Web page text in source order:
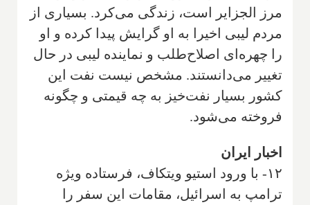
مرز الجزایر است، زندگی می‌کرد. بسیاری از
مردم لیبی اخیرا به او گرایش پیدا کرده و او
را چهره‌ای اصلاح‌طلب و نماینده لیبی در حال
تغییر می‌دانستند. مشخص نیست نفت این
کشور بسیار نفت‌خیز به چه قیمتی و چگونه
فروخته می‌شود.
اخبار ایران
۱۲- با ورود استیو ویتکاف، فرستاده ویژه
ترامپ به اسرائیل، مقامات این سفر را